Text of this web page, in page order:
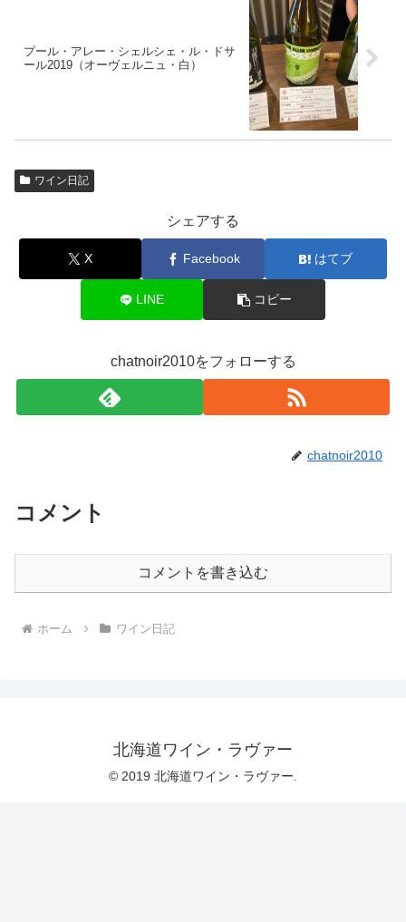
プール・アレー・シェルシェ・ル・ドサ
ール2019（オーヴェルニュ・白）
ワイン日記
シェアする
X Facebook はてブ
LINE コピー
chatnoir2010をフォローする
chatnoir2010
コメント
コメントを書き込む
ホーム ワイン日記
北海道ワイン・ラヴァー
© 2019 北海道ワイン・ラヴァー.